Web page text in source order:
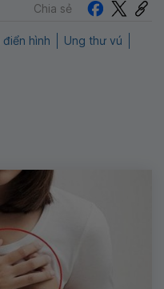
Chia sẻ
hình
Ung thư vú